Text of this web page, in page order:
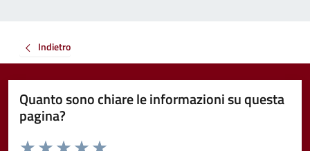
Indietro
Quanto sono chiare le informazioni su questa
pagina?
Valuta da 1 a 5 stelle la pagina